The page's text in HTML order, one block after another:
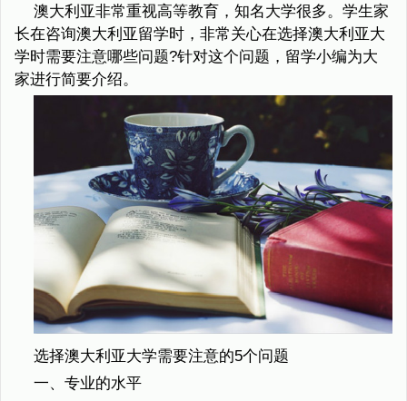
澳大利亚非常重视高等教育，知名大学很多。学生家
长在咨询澳大利亚留学时，非常关心在选择澳大利亚大
学时需要注意哪些问题?针对这个问题，留学小编为大
家进行简要介绍。
选择澳大利亚大学需要注意的5个问题
一、专业的水平